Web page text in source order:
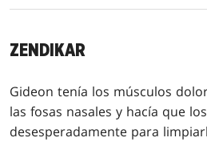
ZENDIKAR
Gideon tenía los músculos
las fosas nasales y hacía que
desesperadamente para